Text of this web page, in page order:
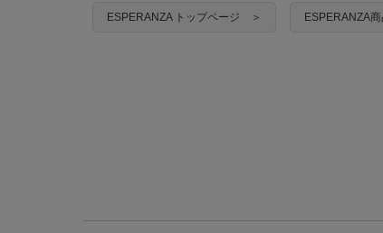
ESPERANZA トップページ ＞ ESPERANZA